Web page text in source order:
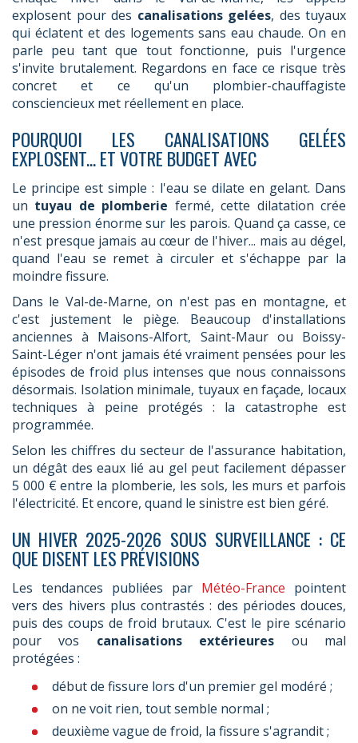
explosent pour des canalisations gelées, des tuyaux
qui éclatent et des logements sans eau chaude. On en
parle peu tant que tout fonctionne, puis l'urgence
s'invite brutalement. Regardons en face ce risque très
concret et ce qu'un plombier-chauffagiste
consciencieux met réellement en place.
POURQUOI LES CANALISATIONS GELÉES
EXPLOSENT... ET VOTRE BUDGET AVEC
Le principe est simple : l'eau se dilate en gelant. Dans
un tuyau de plomberie fermé, cette dilatation crée
une pression énorme sur les parois. Quand ça casse, ce
n'est presque jamais au cœur de l'hiver... mais au dégel,
quand l'eau se remet à circuler et s'échappe par la
moindre fissure.
Dans le Val-de-Marne, on n'est pas en montagne, et
c'est justement le piège. Beaucoup d'installations
anciennes à Maisons-Alfort, Saint-Maur ou Boissy-
Saint-Léger n'ont jamais été vraiment pensées pour les
épisodes de froid plus intenses que nous connaissons
désormais. Isolation minimale, tuyaux en façade, locaux
techniques à peine protégés : la catastrophe est
programmée.
Selon les chiffres du secteur de l'assurance habitation,
un dégât des eaux lié au gel peut facilement dépasser
5 000 € entre la plomberie, les sols, les murs et parfois
l'électricité. Et encore, quand le sinistre est bien géré.
UN HIVER 2025-2026 SOUS SURVEILLANCE : CE
QUE DISENT LES PRÉVISIONS
Les tendances publiées par Météo-France pointent
vers des hivers plus contrastés : des périodes douces,
puis des coups de froid brutaux. C'est le pire scénario
pour vos canalisations extérieures ou mal
protégées :
début de fissure lors d'un premier gel modéré ;
on ne voit rien, tout semble normal ;
deuxième vague de froid, la fissure s'agrandit ;